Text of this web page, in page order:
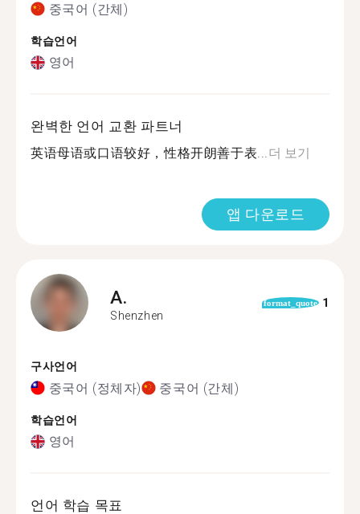
중국어 (간체)
학습언어
영어
완벽한 언어 교환 파트너
英语母语或口语较好，性格开朗善于表...더 보기
앱 다운로드
A.
Shenzhen
format_quote 1
구사언어
중국어 (정체자) 중국어 (간체)
학습언어
영어
언어 학습 목표